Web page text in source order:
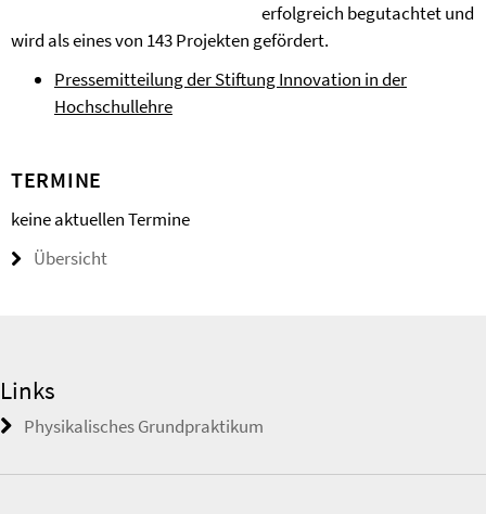
erfolgreich begutachtet und
wird als eines von 143 Projekten gefördert.
Pressemitteilung der Stiftung Innovation in der
Hochschullehre
TERMINE
keine aktuellen Termine
Übersicht
Links
Physikalisches Grundpraktikum